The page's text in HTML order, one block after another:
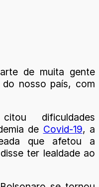
de muita gente
nosso país, com
dificuldades
de Covid-19, a
que afetou a
ter lealdade ao